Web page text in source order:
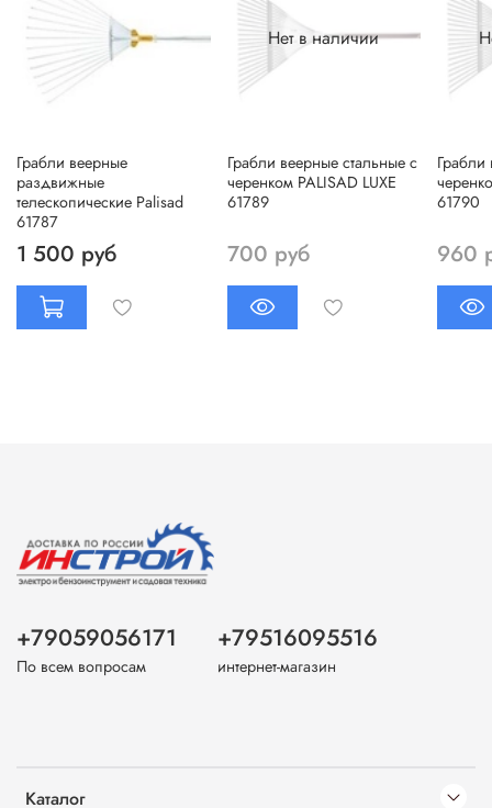
Грабли веерные
раздвижные
телескопические Palisad
61787
1 500 руб
Нет в наличии
Грабли веерные стальные с
черенком PALISAD LUXE
61789
700 руб
Грабли
61790
960
Каталог
+79059056171
По всем вопросам
+79516095516
интернет-магазин